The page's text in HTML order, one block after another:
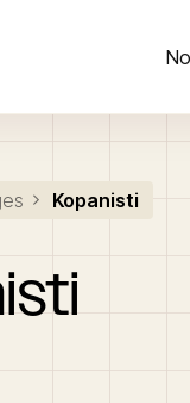
clé Kopanisti